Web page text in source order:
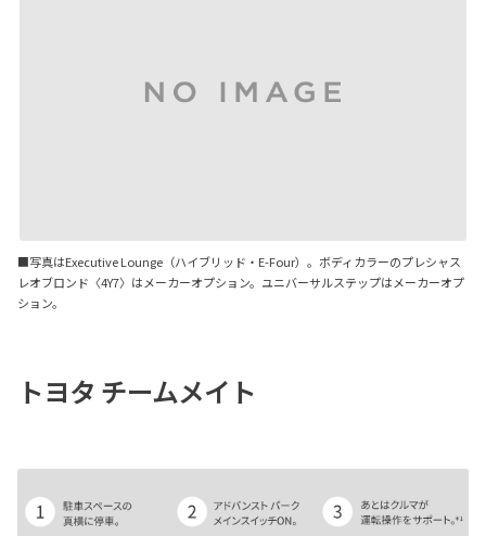
■写真はExecutive Lounge（ハイブリッド・E-Four）。ボディカラーのプレシャス
レオブロンド〈4Y7〉はメーカーオプション。ユニバーサルステップはメーカーオプ
ション。
トヨタ チームメイト